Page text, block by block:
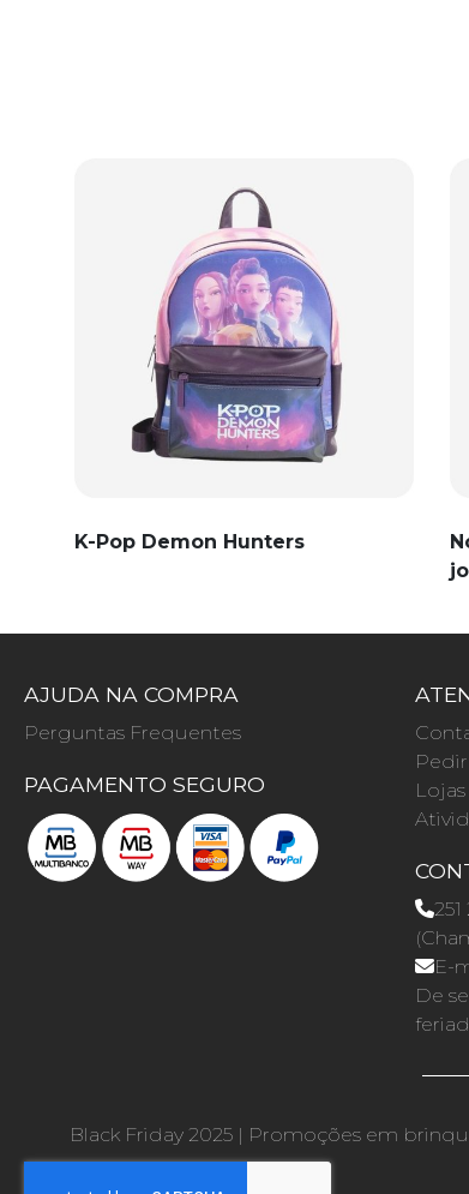
K-Pop Demon Hunters
AJUDA NA COMPRA
Perguntas Frequentes
PAGAMENTO SEGURO
E-
De
Black Friday 2025 | Promoções em